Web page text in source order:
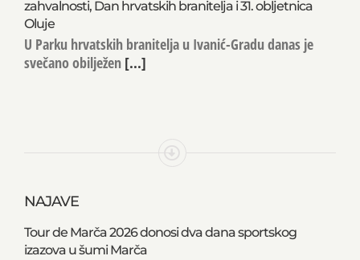
zahvalnosti, Dan hrvatskih branitelja i 31. obljetnica
Oluje
U Parku hrvatskih branitelja u Ivanić-Gradu danas je
svečano obilježen [...]
NAJAVE
Tour de Marča 2026 donosi dva dana sportskog
izazova u šumi Marča